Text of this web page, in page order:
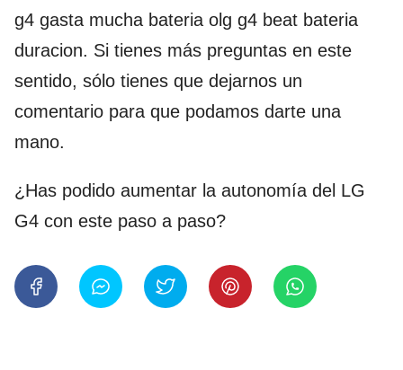
g4 gasta mucha bateria olg g4 beat bateria
duracion. Si tienes más preguntas en este
sentido, sólo tienes que dejarnos un
comentario para que podamos darte una
mano.
¿Has podido aumentar la autonomía del LG
G4 con este paso a paso?